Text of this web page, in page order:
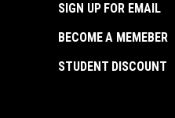
SIGN UP FOR EMAIL
BECOME A MEMEBER
STUDENT DISCOUNT